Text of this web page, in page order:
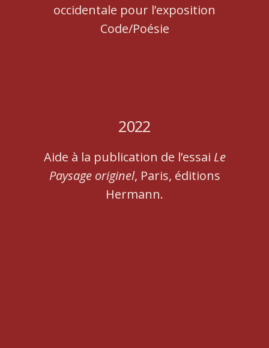
occidentale pour l’exposition
Code/Poésie
2022
Aide à la publication de l’essai Le
Paysage originel, Paris, éditions
Hermann.